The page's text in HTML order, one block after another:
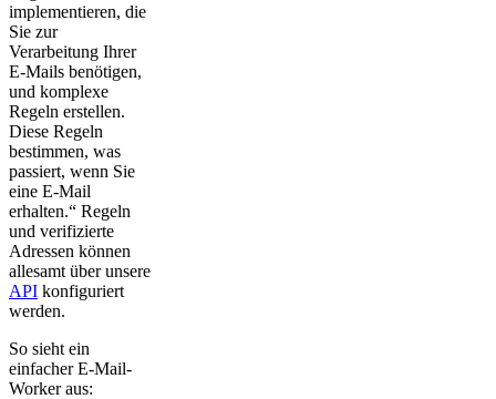
implementieren, die
Sie zur
Verarbeitung Ihrer
E-Mails benötigen,
und komplexe
Regeln erstellen.
Diese Regeln
bestimmen, was
passiert, wenn Sie
eine E-Mail
erhalten.“ Regeln
und verifizierte
Adressen können
allesamt über unsere
API konfiguriert
werden.
So sieht ein
einfacher E-Mail-
Worker aus: